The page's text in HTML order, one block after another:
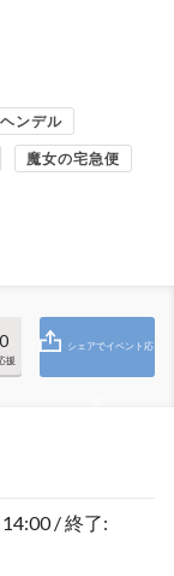
ヘンデル
魔女の宅急便
援
シェアでイベント応
/ 終了: